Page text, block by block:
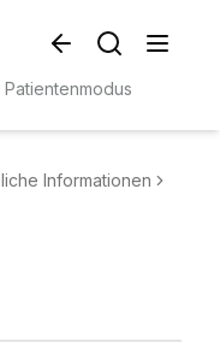
Patientenmodus
Informationen